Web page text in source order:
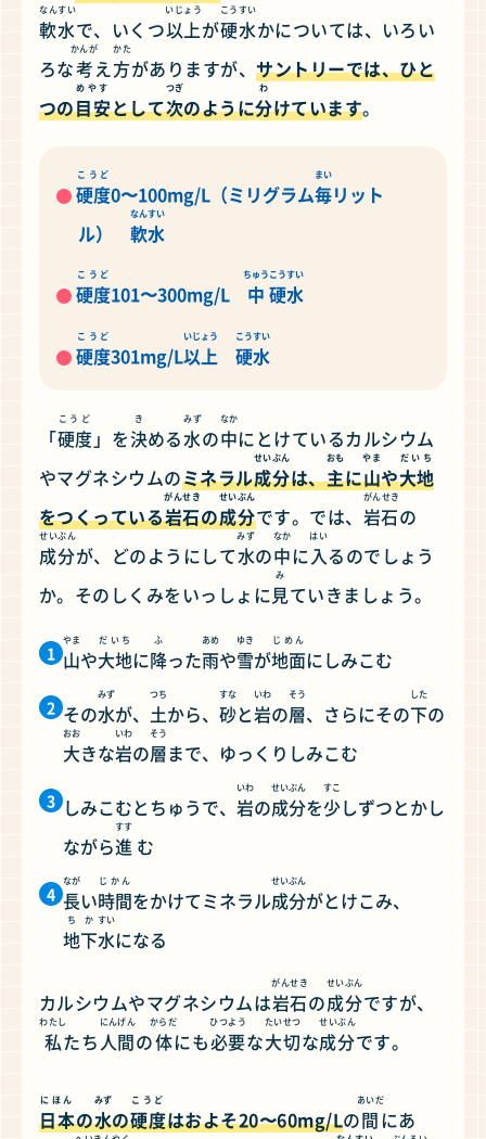
軟水
なんすい
で、いくつ以上
いじょう
が硬水
こうすい
かについては、いろい
ろな考
かんが
え方
かた
がありますが、サントリーでは、ひと
つの目安
めやす
として次
つぎ
のように分
わ
けています。
硬度
こうど
0〜100mg/L（ミリグラム毎
まい
リット
ル） 軟水
なんすい
硬度
こうど
101〜300mg/L 中
ちゅう
硬水
こうすい
硬度
こうど
301mg/L以上
いじょう
硬水
こうすい
「硬度
こうど
」を決
き
める水
みず
の中
なか
にとけているカルシウム
やマグネシウムのミネラル成分
せいぶん
は、主
おも
に山
やま
や大地
だいち
をつくっている岩石
がんせき
の成分
せいぶん
です。では、 岩石
がんせき
の
成分
せいぶん
が、どのようにして水
みず
の中
なか
に入
はい
るのでしょう
か。そのしくみをいっしょに見
み
ていきましょう。
1 山
やま
や大地
だいち
に降
ふ
った雨
あめ
や雪
ゆき
が地面
じめん
にしみこむ
2 その水
みず
が、 土
つち
から、 砂
すな
と岩
いわ
の層
そう
、さらにその下
した
の
大
おお
きな岩
いわ
の層
そう
まで、ゆっくりしみこむ
3 しみこむとちゅうで、 岩
いわ
の成分
せいぶん
を少
すこ
しずつとかし
ながら進
すす
む
4 長
なが
い時間
じかん
をかけてミネラル成分
せいぶん
がとけこみ、
地下
ちか
水
すい
になる
カルシウムやマグネシウムは岩石
がんせき
の成分
せいぶん
ですが、
私
わたし
たち人間
にんげん
の体
からだ
にも必要
ひつよう
な大切
たいせつ
な成分
せいぶん
です。
日本
にほん
の水
みず
の硬度
こうど
はおよそ20〜60mg/Lの間
あいだ
にあ